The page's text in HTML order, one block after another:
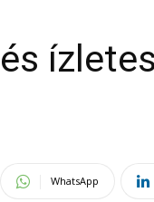
ízletes
WhatsApp